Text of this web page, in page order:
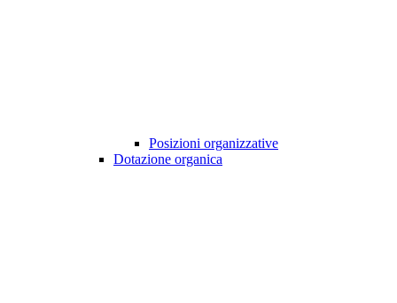
Posizioni organizzative
Dotazione organica